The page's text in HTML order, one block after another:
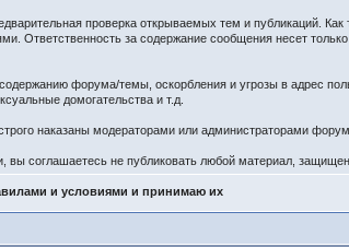
проверка открываемых тем и публикаций.
Ответственность за содержание сообщения несет только
форума/темы, оскорбления и угрозы в адрес
домогательства и т.д.
наказаны модераторами или администраторами
вы соглашаетесь не публиковать любой материал,
и условиями и принимаю их